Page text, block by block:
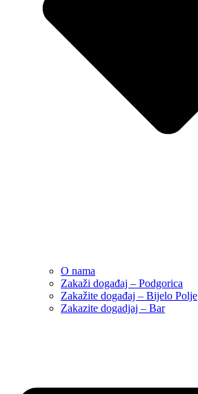
O nama
Zakaži događaj – Podgorica
Zakažite događaj – Bijelo Polje
Zakazite dogadjaj – Bar